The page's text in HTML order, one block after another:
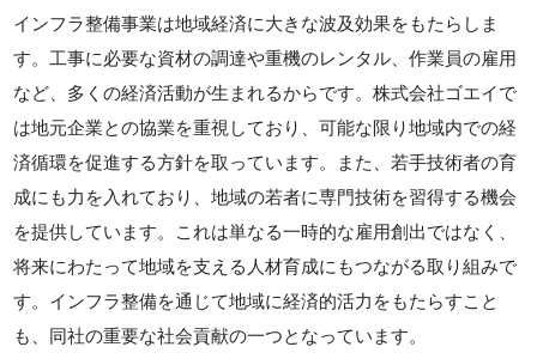
インフラ整備事業は地域経済に大きな波及効果をもたらしま
す。工事に必要な資材の調達や重機のレンタル、作業員の雇用
など、多くの経済活動が生まれるからです。株式会社ゴエイで
は地元企業との協業を重視しており、可能な限り地域内での経
済循環を促進する方針を取っています。また、若手技術者の育
成にも力を入れており、地域の若者に専門技術を習得する機会
を提供しています。これは単なる一時的な雇用創出ではなく、
将来にわたって地域を支える人材育成にもつながる取り組みで
す。インフラ整備を通じて地域に経済的活力をもたらすこと
も、同社の重要な社会貢献の一つとなっています。